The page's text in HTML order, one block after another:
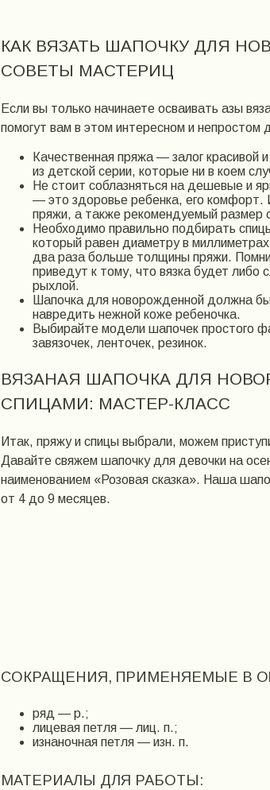
КАК ВЯЗАТЬ ШАПОЧКУ ДЛЯ
СОВЕТЫ МАСТЕРИЦ
Если вы только начинаете осваивать азы
помогут вам в этом интересном и непростом
Качественная пряжа — залог красивой
из детской серии, которые ни в коем
Не стоит соблазняться на дешевые и
— это здоровье ребенка, его комфорт.
пряжи, а также рекомендуемый размер
Необходимо правильно подбирать
который равен диаметру в
два раза больше толщины пряжи.
приведут к тому, что вязка будет
рыхлой.
Шапочка для новорожденной должна
навредить нежной коже ребеночка.
Выбирайте модели шапочек простого
завязочек, ленточек, резинок.
ВЯЗАНАЯ ШАПОЧКА ДЛЯ
СПИЦАМИ: МАСТЕР-КЛАСС
Итак, пряжу и спицы выбрали, можем
Давайте свяжем шапочку для девочки на
наименованием «Розовая сказка». Наша
от 4 до 9 месяцев.
СОКРАЩЕНИЯ, ПРИМЕНЯЕМЫЕ В
ряд — р.;
лицевая петля — лиц. п.;
изнаночная петля — изн. п.
МАТЕРИАЛЫ ДЛЯ РАБОТЫ: